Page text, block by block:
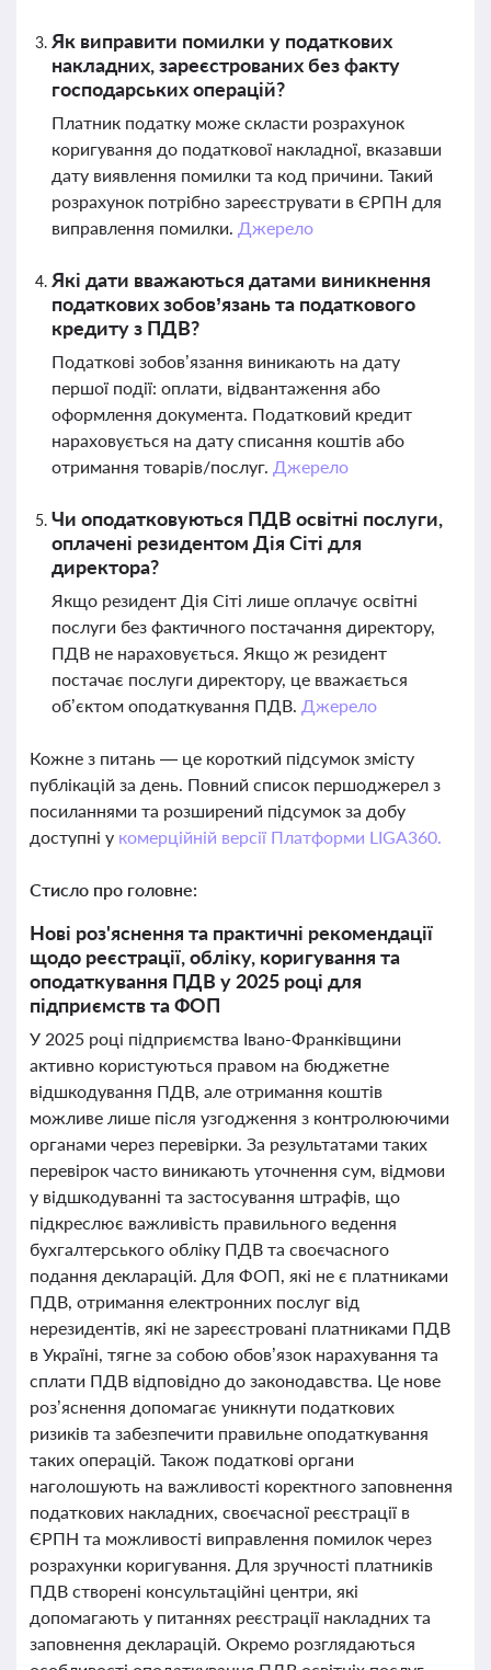
Як виправити помилки у податкових
накладних, зареєстрованих без факту
господарських операцій?
Платник податку може скласти розрахунок
коригування до податкової накладної, вказавши
дату виявлення помилки та код причини. Такий
розрахунок потрібно зареєструвати в ЄРПН для
виправлення помилки. Джерело
Які дати вважаються датами виникнення
податкових зобов’язань та податкового
кредиту з ПДВ?
Податкові зобов’язання виникають на дату
першої події: оплати, відвантаження або
оформлення документа. Податковий кредит
нараховується на дату списання коштів або
отримання товарів/послуг. Джерело
Чи оподатковуються ПДВ освітні послуги,
оплачені резидентом Дія Сіті для
директора?
Якщо резидент Дія Сіті лише оплачує освітні
послуги без фактичного постачання директору,
ПДВ не нараховується. Якщо ж резидент
постачає послуги директору, це вважається
об’єктом оподаткування ПДВ. Джерело
Кожне з питань — це короткий підсумок змісту
публікацій за день. Повний список першоджерел з
посиланнями та розширений підсумок за добу
доступні у комерційній версії Платформи LIGA360.
Стисло про головне:
Нові роз'яснення та практичні рекомендації
щодо реєстрації, обліку, коригування та
оподаткування ПДВ у 2025 році для
підприємств та ФОП
У 2025 році підприємства Івано-Франківщини
активно користуються правом на бюджетне
відшкодування ПДВ, але отримання коштів
можливе лише після узгодження з контролюючими
органами через перевірки. За результатами таких
перевірок часто виникають уточнення сум, відмови
у відшкодуванні та застосування штрафів, що
підкреслює важливість правильного ведення
бухгалтерського обліку ПДВ та своєчасного
подання декларацій. Для ФОП, які не є платниками
ПДВ, отримання електронних послуг від
нерезидентів, які не зареєстровані платниками ПДВ
в Україні, тягне за собою обов’язок нарахування та
сплати ПДВ відповідно до законодавства. Це нове
роз’яснення допомагає уникнути податкових
ризиків та забезпечити правильне оподаткування
таких операцій. Також податкові органи
наголошують на важливості коректного заповнення
податкових накладних, своєчасної реєстрації в
ЄРПН та можливості виправлення помилок через
розрахунки коригування. Для зручності платників
ПДВ створені консультаційні центри, які
допомагають у питаннях реєстрації накладних та
заповнення декларацій. Окремо розглядаються